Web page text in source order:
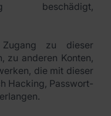
beschädigt,
zu dieser
zu anderen Konten,
die mit dieser
Hacking, Passwort-